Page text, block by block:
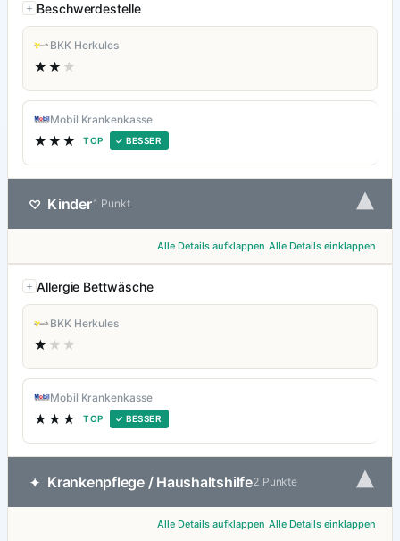
Beschwerdestelle
BKK Herkules
★★ ★
Mobil Krankenkasse
★★★ TOP ✓ BESSER
♡ Kinder1 Punkt ▾
Alle Details aufklappen Alle Details einklappen
Allergie Bettwäsche
BKK Herkules
★ ★★
Mobil Krankenkasse
★★★ TOP ✓ BESSER
✦ Krankenpflege / Haushaltshilfe2 Punkte ▾
Alle Details aufklappen Alle Details einklappen